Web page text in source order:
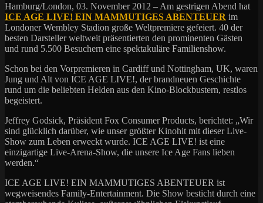
Hamburg/London, 03. November 2012 – Am gestrigen Abend hat
ICE AGE LIVE! EIN MAMMUTIGES ABENTEUER im
Londoner Wembley Stadion große Weltpremiere gefeiert. 40 der
besten Darsteller weltweit präsentierten den prominenten Gästen
und rund 5.500 Besuchern eine spektakuläre Familienshow.
Schon bei den Vorpremieren in Cardiff und Nottingham, UK, waren
Jung und Alt von ICE AGE LIVE!, der brandneuen Geschichte
rund um die beliebten Helden aus den Kino-Blockbustern, restlos
begeistert.
Jeffrey Godsick, Präsident Fox Consumer Products, berichtet: „Wir
sind glücklich darüber, wie unser größter Kinohit mit dieser Live-
Show zum Leben erweckt wurde. ICE AGE LIVE! ist eine
einzigartige Live-Arena-Show, die unsere Ice Age Fans lieben
werden.“
ICE AGE LIVE! EIN MAMMUTIGES ABENTEUER ist
wegweisendes Family-Entertainment. Die Show besticht durch eine